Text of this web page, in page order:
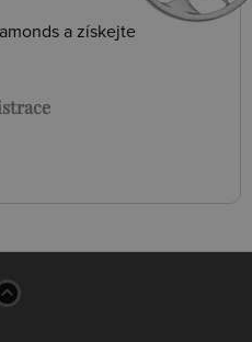
a získejte